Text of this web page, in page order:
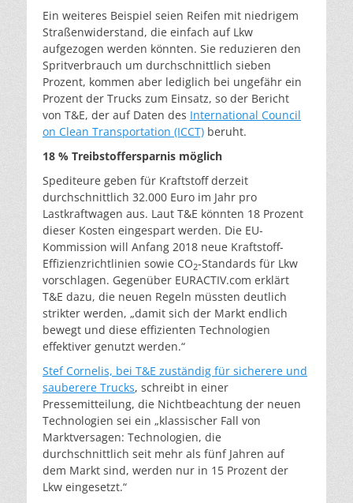
Ein weiteres Beispiel seien Reifen mit niedrigem
Straßenwiderstand, die einfach auf Lkw
aufgezogen werden könnten. Sie reduzieren den
Spritverbrauch um durchschnittlich sieben
Prozent, kommen aber lediglich bei ungefähr ein
Prozent der Trucks zum Einsatz, so der Bericht
von T&E, der auf Daten des International Council
on Clean Transportation (ICCT) beruht.
18 % Treibstoffersparnis möglich
Spediteure geben für Kraftstoff derzeit
durchschnittlich 32.000 Euro im Jahr pro
Lastkraftwagen aus. Laut T&E könnten 18 Prozent
dieser Kosten eingespart werden. Die EU-
Kommission will Anfang 2018 neue Kraftstoff-
Effizienzrichtlinien sowie CO2-Standards für Lkw
vorschlagen. Gegenüber EURACTIV.com erklärt
T&E dazu, die neuen Regeln müssten deutlich
strikter werden, „damit sich der Markt endlich
bewegt und diese effizienten Technologien
effektiver genutzt werden.“
Stef Cornelis, bei T&E zuständig für sicherere und
sauberere Trucks, schreibt in einer
Pressemitteilung, die Nichtbeachtung der neuen
Technologien sei ein „klassischer Fall von
Marktversagen: Technologien, die
durchschnittlich seit mehr als fünf Jahren auf
dem Markt sind, werden nur in 15 Prozent der
Lkw eingesetzt.“